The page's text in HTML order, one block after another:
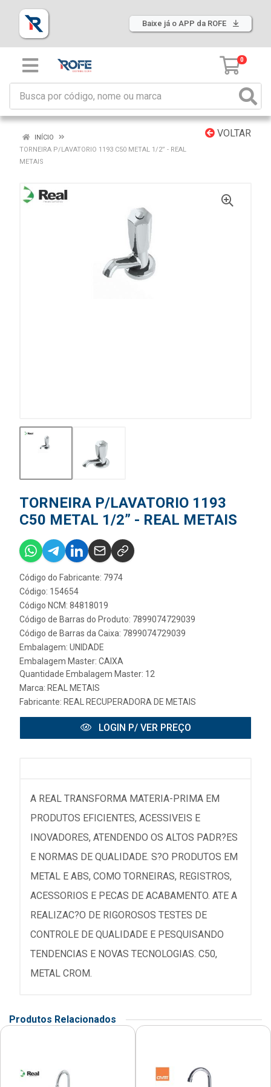
Baixe já o APP da ROFE
0
VOLTAR
INÍCIO
TORNEIRA P/LAVATORIO 1193 C50 METAL 1/2” - REAL
METAIS
TORNEIRA P/LAVATORIO 1193
C50 METAL 1/2” - REAL METAIS
Código do Fabricante: 7974
Código: 154654
Código NCM: 84818019
Código de Barras do Produto: 7899074729039
Código de Barras da Caixa: 7899074729039
Embalagem: UNIDADE
Embalagem Master: CAIXA
Quantidade Embalagem Master: 12
Marca: REAL METAIS
Fabricante: REAL RECUPERADORA DE METAIS
LOGIN P/ VER PREÇO
A REAL TRANSFORMA MATERIA-PRIMA EM
PRODUTOS EFICIENTES, ACESSIVEIS E
INOVADORES, ATENDENDO OS ALTOS PADR?ES
E NORMAS DE QUALIDADE. S?O PRODUTOS EM
METAL E ABS, COMO TORNEIRAS, REGISTROS,
ACESSORIOS E PECAS DE ACABAMENTO. ATE A
REALIZAC?O DE RIGOROSOS TESTES DE
CONTROLE DE QUALIDADE E PESQUISANDO
TENDENCIAS E NOVAS TECNOLOGIAS. C50,
METAL CROM.
Produtos Relacionados